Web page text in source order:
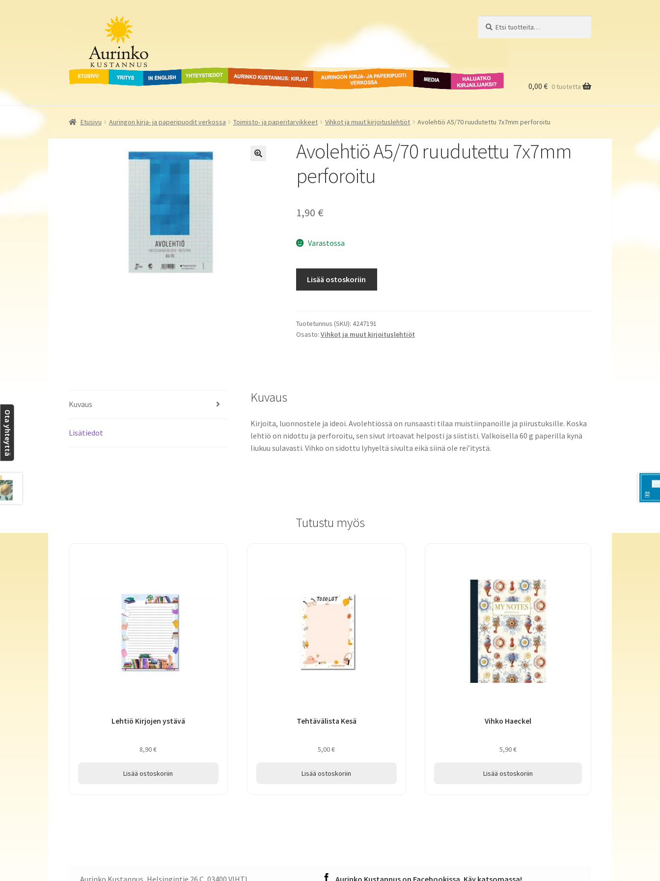
navigointiin
Aurinko Kustannus
Etusivu Yritys In English Yhteystiedot Aurinko Kustannus: kirjat Auringon kirja- ja
paperipuodit verkossa
Media
Haluatko
kirjailijaksi?
0,00 € 0 tuotetta
Etusivu Auringon kirja- ja paperipuodit verkossa Toimisto- ja paperitarvikkeet Vihkot ja muut kirjoituslehtiöt Avolehtiö A5/70 ruudutettu 7x7mm perforoitu
Avolehtiö A5/70 ruudutettu 7x7mm
perforoitu
1,90 €
Varastossa
perforoitu
määrä
Lisää ostoskoriin
Tuotetunnus (SKU): 4247191
Osasto: Vihkot ja muut kirjoituslehtiöt
Kuvaus
Lisätiedot
Kuvaus
Kirjoita, luonnostele ja ideoi. Avolehtiössä on runsaasti tilaa muistiinpanoille ja piirustuksille. Koska
lehtiö on nidottu ja perforoitu, sen sivut irtoavat helposti ja siististi. Valkoisella 60 g paperilla kynä
liukuu sulavasti. Vihko on sidottu lyhyeltä sivulta eikä siinä ole rei’itystä.
Tutustu myös
Lehtiö Kirjojen ystävä
8,90€
Lisää ostoskoriin
Tehtävälista Kesä
5,00€
Lisää ostoskoriin
Vihko Haeckel
5,90€
Lisää ostoskoriin
Aurinko Kustannus, Helsingintie 26 C, 03400 VIHTI Aurinko Kustannus on Facebookissa. Käy katsomassa!
Ota yhteyttä